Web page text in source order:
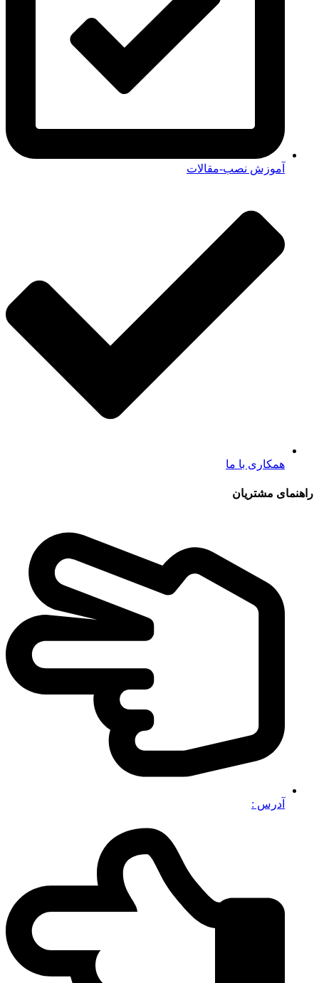
آموزش نصب-مقالات
همکاری با ما
راهنمای مشتریان
آدرس :